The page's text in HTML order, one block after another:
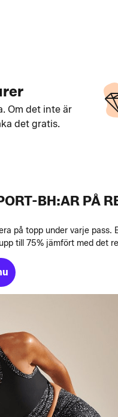
Om det inte är
det gratis.
BH:AR PÅ
på topp under varje pass.
till 75% jämfört med det